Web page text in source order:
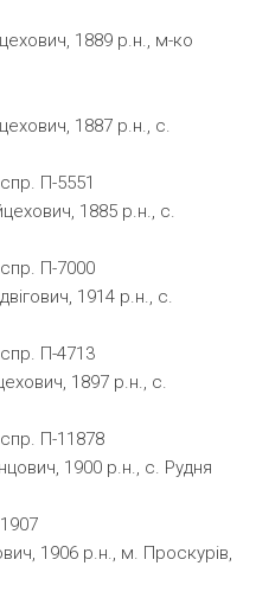
1889 р.н., м-ко
1887 р.н., с.
П-5551
1885 р.н., с.
П-7000
1914 р.н., с.
П-4713
1897 р.н., с.
П-11878
1900 р.н., с. Рудня
1906 р.н., м. Проскурів,